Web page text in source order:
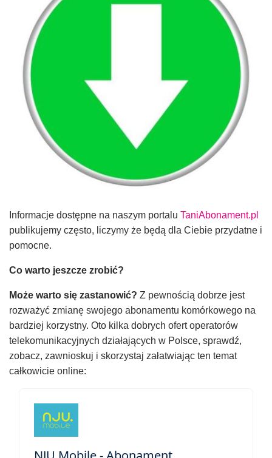
Informacje dostępne na naszym portalu TaniAbonament.pl
publikujemy często, liczymy że będą dla Ciebie przydatne i
pomocne.
Co warto jeszcze zrobić?
Może warto się zastanowić? Z pewnością dobrze jest
rozważyć zmianę swojego abonamentu komórkowego na
bardziej korzystny. Oto kilka dobrych ofert operatorów
telekomunikacyjnych działających w Polsce, sprawdź,
zobacz, zawnioskuj i skorzystaj załatwiając ten temat
całkowicie online: